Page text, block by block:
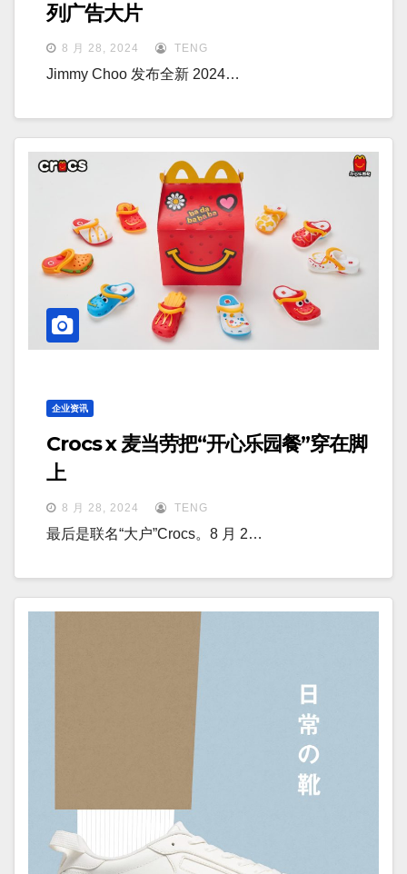
列广告大片
8 月 28, 2024 TENG
Jimmy Choo 发布全新 2024…
企业资讯
Crocs x 麦当劳把“开心乐园餐”穿在脚
上
8 月 28, 2024 TENG
最后是联名“大户”Crocs。8 月 2…